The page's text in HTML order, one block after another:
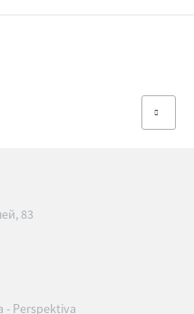
83
- Perspektiva